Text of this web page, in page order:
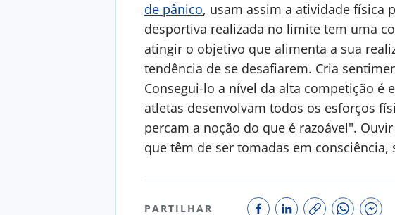
de pânico, usam assim a atividade física
desportiva realizada no limite tem uma
atingir o objetivo que alimenta a sua
tendência de se desafiarem. Cria
Consegui-lo a nível da alta competição é
atletas desenvolvam todos os esforços
percam a noção do que é razoável".
que têm de ser tomadas em
PARTILHAR